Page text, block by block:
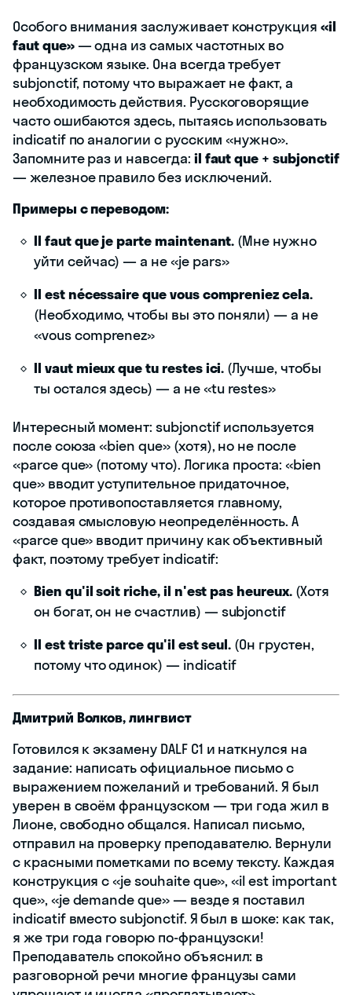
Особого внимания заслуживает конструкция «il
faut que»— одна из самых частотных во
французском языке. Она всегда требует
subjonctif, потому что выражает не факт, а
необходимость действия. Русскоговорящие
часто ошибаются здесь, пытаясь использовать
indicatif по аналогии с русским «нужно».
Запомните раз и навсегда: il faut que + subjonctif
— железное правило без исключений.
Примеры с переводом:
Il faut que je parte maintenant. (Мне нужно
уйти сейчас) — а не «je pars»
Il est nécessaire que vous compreniez cela.
(Необходимо, чтобы вы это поняли) — а не
«vous comprenez»
Il vaut mieux que tu restes ici. (Лучше, чтобы
ты остался здесь) — а не «tu restes»
Интересный момент: subjonctif используется
после союза «bien que» (хотя), но не после
«parce que» (потому что). Логика проста: «bien
que» вводит уступительное придаточное,
которое противопоставляется главному,
создавая смысловую неопределённость. А
«parce que» вводит причину как объективный
факт, поэтому требует indicatif:
Bien qu'il soit riche, il n'est pas heureux.(Хотя
он богат, он не счастлив) — subjonctif
Il est triste parce qu'il est seul. (Он грустен,
потому что одинок) — indicatif
Дмитрий Волков, лингвист
Готовился к экзамену DALF C1 и наткнулся на
задание: написать официальное письмо с
выражением пожеланий и требований. Я был
уверен в своём французском — три года жил в
Лионе, свободно общался. Написал письмо,
отправил на проверку преподавателю. Вернули
с красными пометками по всему тексту. Каждая
конструкция с «je souhaite que», «il est important
que», «je demande que» — везде я поставил
indicatif вместо subjonctif. Я был в шоке: как так,
я же три года говорю по-французски!
Преподаватель спокойно объяснил: в
разговорной речи многие французы сами